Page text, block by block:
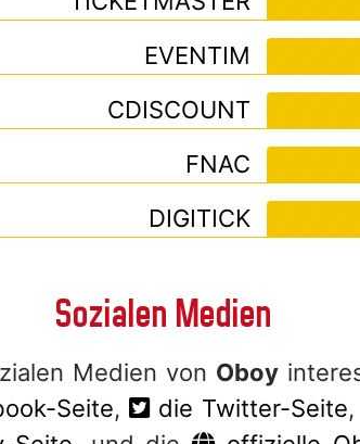
EVENTIM
CDISCOUNT
FNAC
DIGITICK
Sozialen Medien
Medien von Oboy
Seite, die Twitter-Seite,